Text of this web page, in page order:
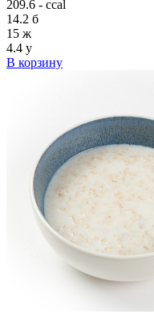
209.6 - ccal
14.2 б
15 ж
4.4 у
В корзину